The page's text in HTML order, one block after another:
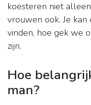
koesteren niet
vrouwen ook. Je
vinden, hoe gek we
zijn.
Hoe
man?